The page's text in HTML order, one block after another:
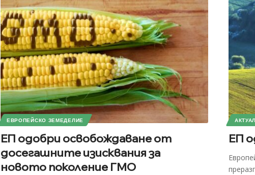
ЕВРОПЕЙСКО ЗЕМЕДЕЛИЕ
ЕП одобри освобождаване от
досегашните изисквания за
новото поколение ГМО
ЕП